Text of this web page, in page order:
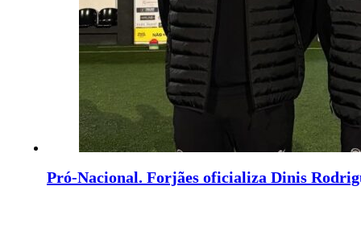
Pró-Nacional. Forjães oficializa Dinis